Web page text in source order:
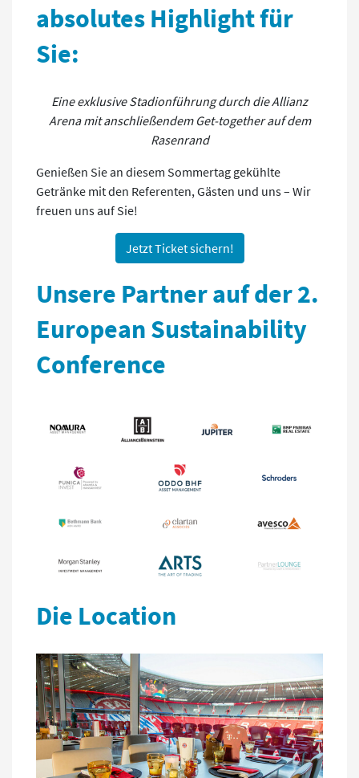
absolutes Highlight für
Sie:
Eine exklusive Stadionführung durch die Allianz
Arena mit anschließendem Get-together auf dem
Rasenrand
Genießen Sie an diesem Sommertag gekühlte
Getränke mit den Referenten, Gästen und uns – Wir
freuen uns auf Sie!
Jetzt Ticket sichern!
Unsere Partner auf der 2.
European Sustainability
Conference
Die Location